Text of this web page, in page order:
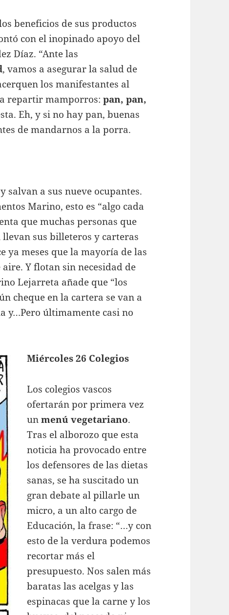
beneficios de sus productos
con el inopinado apoyo del
Díaz. “Ante las
, vamos a asegurar la salud de
los manifestantes al
repartir mamporros:pan, pan,
Eh, y si no hay pan, buenas
de mandarnos a la porra.
y salvan a sus nueve ocupantes.
Marino, esto es “algo cada
que muchas personas que
sus billeteros y carteras
ya meses que la mayoría de las
Y flotan sin necesidad de
Lejarreta añade que “los
cheque en la cartera se van a
y…Pero últimamente casi no
Miércoles 26 Colegios
Los colegios vascos
ofertarán por primera vez
unmenú vegetariano.
Tras el alborozo que esta
noticia ha provocado entre
los defensores de las dietas
sanas, se ha suscitado un
gran debate al pillarle un
micro, a un alto cargo de
Educación, la frase: “…y con
esto de la verdura podemos
recortar más el
presupuesto. Nos salen más
baratas las acelgas y las
espinacas que la carne y los